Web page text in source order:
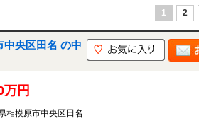
1 2
央区田名 の中
万円
相模原市中央区田名